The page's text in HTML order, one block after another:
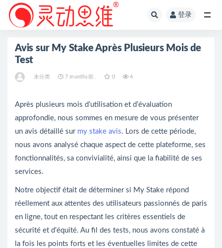
登录
Avis sur My Stake Après Plusieurs Mois de
Test
未分类 7 months前 . 0 4
Après plusieurs mois d’utilisation et d’évaluation
approfondie, nous sommes en mesure de vous présenter
un avis détaillé sur my stake avis. Lors de cette période,
nous avons analysé chaque aspect de cette plateforme, ses
fonctionnalités, sa convivialité, ainsi que la fiabilité de ses
services.
Notre objectif était de déterminer si My Stake répond
réellement aux attentes des utilisateurs passionnés de paris
en ligne, tout en respectant les critères essentiels de
sécurité et d’équité. Au fil des tests, nous avons constaté à
la fois les points forts et les éventuelles limites de cette
全部